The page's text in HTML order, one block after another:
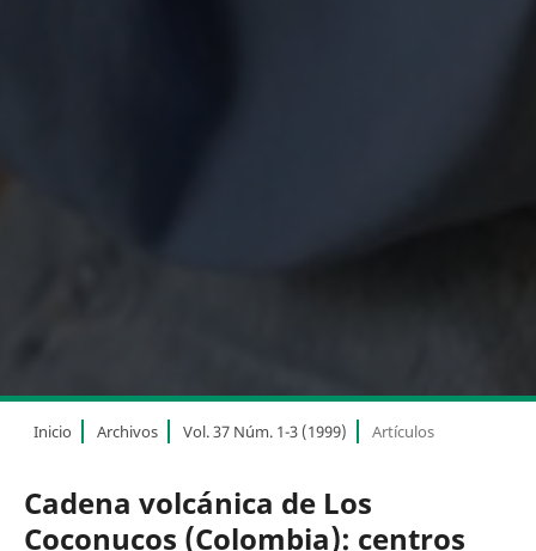
Inicio Archivos Vol. 37 Núm. 1-3 (1999) Artículos
Cadena volcánica de Los
Coconucos (Colombia): centros